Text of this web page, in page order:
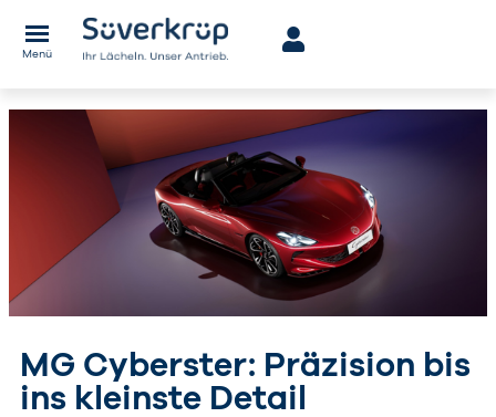
Menü
MG Cyberster: Präzision bis
ins kleinste Detail